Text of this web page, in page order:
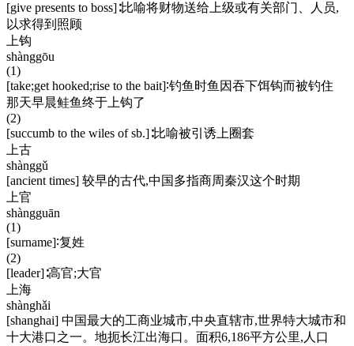
[give presents to boss]∶比喻将财物送给上级或有关部门、人员,
以求得到照顾
上钩
shànggōu
(1)
[take;get hooked;rise to the bait]∶钓鱼时鱼因吞下饵钩而被钓住
那天早晨鲑鱼终于上钩了
(2)
[succumb to the wiles of sb.]∶比喻被引诱上圈套
上古
shànggǔ
[ancient times] 较早的古代,中国多指商周秦汉这个时期
上官
shàngguān
(1)
[surname]∶复姓
(2)
[leader]∶高官;大官
上海
shànghǎi
[shanghai] 中国最大的工商业城市,中央直辖市,世界特大城市和
十大港口之一。地扼长江出海口。面积6,186平方公里,人口